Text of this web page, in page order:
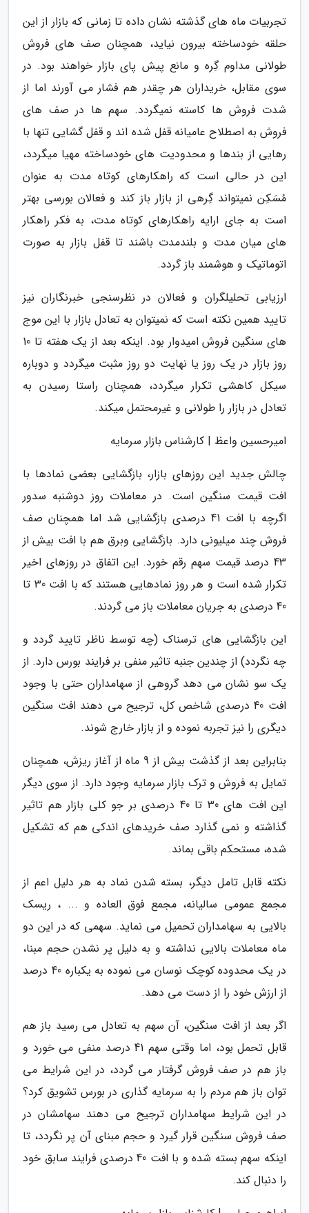
تجربیات ماه های گذشته نشان داده تا زمانی که بازار از این
حلقه خودساخته بیرون نیاید، همچنان صف های فروش
طولانی مداوم گِره و مانع پیش پای بازار خواهند بود. در
سوی مقابل، خریداران هر چقدر هم فشار می آورند اما از
شدت فروش ها کاسته نمیگردد. سهم ها در صف های
فروش به اصطلاح عامیانه قفل شده اند و قفل گشایی تنها با
رهایی از بندها و محدودیت های خودساخته مهیا میگردد،
این در حالی است که راهکارهای کوتاه مدت به عنوان
مُسَکِن نمیتواند گِرهی از بازار باز کند و فعالان بورسی بهتر
است به جای ارایه راهکارهای کوتاه مدت، به فکر راهکار
های میان مدت و بلندمدت باشند تا قفل بازار به صورت
اتوماتیک و هوشمند باز گردد.
ارزیابی تحلیلگران و فعالان در نظرسنجی خبرنگاران نیز
تایید همین نکته است که نمیتوان به تعادل بازار با این موج
های سنگین فروش امیدوار بود. اینکه بعد از یک هفته تا 10
روز بازار در یک روز یا نهایت دو روز مثبت میگردد و دوباره
سیکل کاهشی تکرار میگردد، همچنان راستا رسیدن به
تعادل در بازار را طولانی و غیرمحتمل میکند.
امیرحسین واعظ | کارشناس بازار سرمایه
چالش جدید این روزهای بازار، بازگشایی بعضی نمادها با
افت قیمت سنگین است. در معاملات روز دوشنبه سدور
اگرچه با افت 41 درصدی بازگشایی شد اما همچنان صف
فروش چند میلیونی دارد. بازگشایی وبرق هم با افت بیش از
43 درصد قیمت سهم رقم خورد. این اتفاق در روزهای اخیر
تکرار شده است و هر روز نمادهایی هستند که با افت 30 تا
40 درصدی به جریان معاملات باز می گردند.
این بازگشایی های ترسناک (چه توسط ناظر تایید گردد و
چه نگردد) از چندین جنبه تاثیر منفی بر فرایند بورس دارد. از
یک سو نشان می دهد گروهی از سهامداران حتی با وجود
افت 40 درصدی شاخص کل، ترجیح می دهند افت سنگین
دیگری را نیز تجربه نموده و از بازار خارج شوند.
بنابراین بعد از گذشت بیش از 9 ماه از آغاز ریزش، همچنان
تمایل به فروش و ترک بازار سرمایه وجود دارد. از سوی دیگر
این افت های 30 تا 40 درصدی بر جو کلی بازار هم تاثیر
گذاشته و نمی گذارد صف خریدهای اندکی هم که تشکیل
شده، مستحکم باقی بماند.
نکته قابل تامل دیگر، بسته شدن نماد به هر دلیل اعم از
مجمع عمومی سالیانه، مجمع فوق العاده و ... ، ریسک
بالایی به سهامداران تحمیل می نماید. سهمی که در این دو
ماه معاملات بالایی نداشته و به دلیل پر نشدن حجم مبنا،
در یک محدوده کوچک نوسان می نموده به یکباره 40 درصد
از ارزش خود را از دست می دهد.
اگر بعد از افت سنگین، آن سهم به تعادل می رسید باز هم
قابل تحمل بود، اما وقتی سهم 41 درصد منفی می خورد و
باز هم در صف فروش گرفتار می گردد، در این شرایط می
توان باز هم مردم را به سرمایه گذاری در بورس تشویق کرد؟
در این شرایط سهامداران ترجیح می دهند سهامشان در
صف فروش سنگین قرار گیرد و حجم مبنای آن پر نگردد، تا
اینکه سهم بسته شده و با افت 40 درصدی فرایند سابق خود
را دنبال کند.